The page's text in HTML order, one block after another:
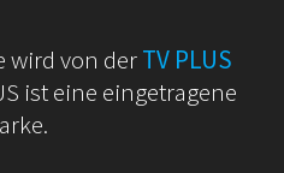
wird von derTV PLUS
ist eine eingetragene